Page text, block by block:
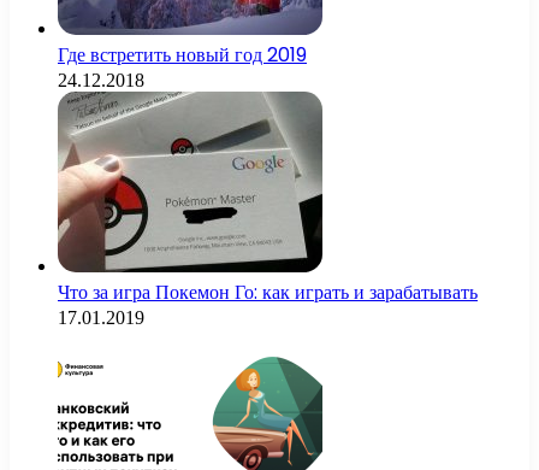
Где встретить новый год 2019
24.12.2018
Что за игра Покемон Го: как играть и зарабатывать
17.01.2019